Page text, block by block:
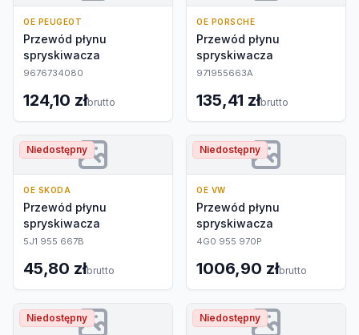
OE PEUGEOT
Przewód płynu
spryskiwacza
9676734080
124,10 złbrutto
OE PORSCHE
Przewód płynu
spryskiwacza
971955663A
135,41 złbrutto
Niedostępny
OE SKODA
Przewód płynu
spryskiwacza
5J1 955 667B
45,80 złbrutto
Niedostępny
OE VW
Przewód płynu
spryskiwacza
4G0 955 970P
1006,90 złbrutto
Niedostępny Niedostępny